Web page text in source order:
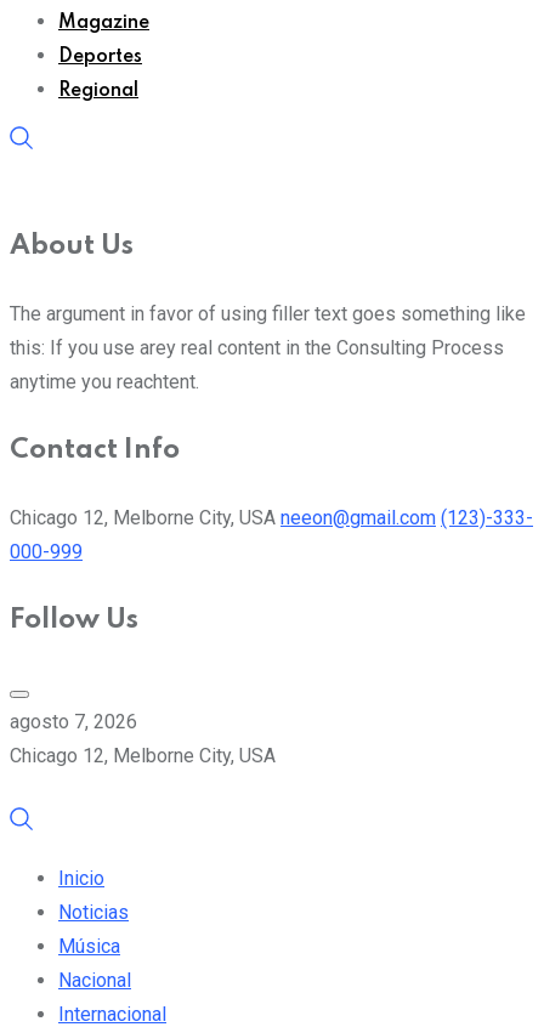
Magazine
Deportes
Regional
About Us
The argument in favor of using filler text goes something like
this: If you use arey real content in the Consulting Process
anytime you reachtent.
Contact Info
Chicago 12, Melborne City, USA neeon@gmail.com (123)-333-
000-999
Follow Us
agosto 7, 2026
Chicago 12, Melborne City, USA
Inicio
Noticias
Música
Nacional
Internacional